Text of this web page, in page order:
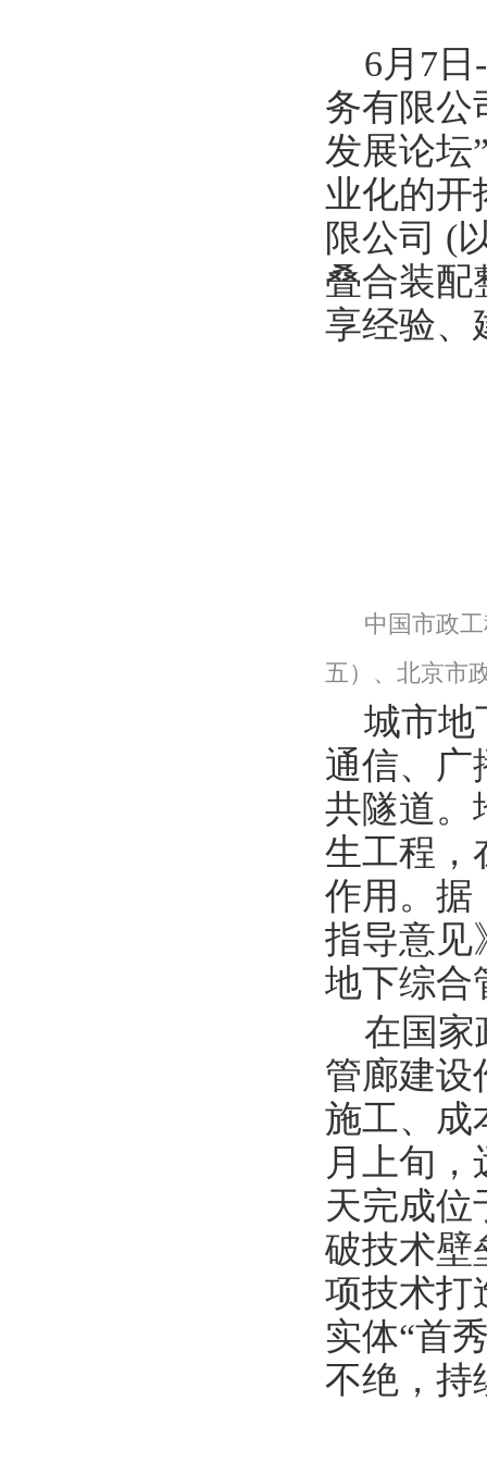
6月 7 日
务有限公
发展论坛
业化的开
限公司 (
叠合装配
享经验、
中国市政
五）、北京市
城市地
通信、广
共隧道。
生工程，
作用。据
指导意见
地下综合
在国家
管廊建设
施工、成
月上旬
天完成位
破技术壁
项技术打
实体“首
不绝，持